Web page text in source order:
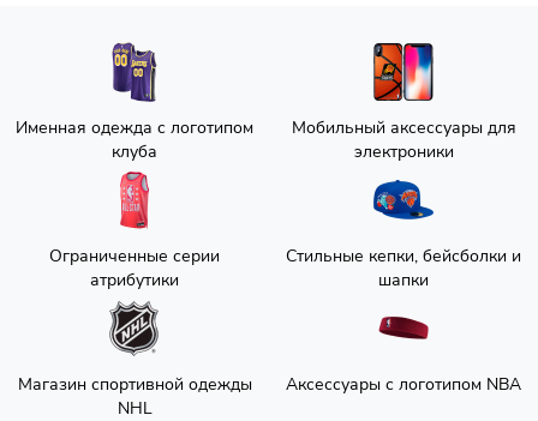
Именная одежда с логотипом
клуба
Мобильный аксессуары для
электроники
Ограниченные серии
атрибутики
Стильные кепки, бейсболки и
шапки
Магазин спортивной одежды
NHL
Аксессуары с логотипом NBA